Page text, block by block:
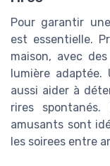
Pour garantir
est essentielle.
maison, avec
lumière
aussi aider à
rires
amusants sont
les soirees entre